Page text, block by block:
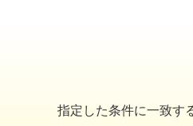
指定した条件に一致す